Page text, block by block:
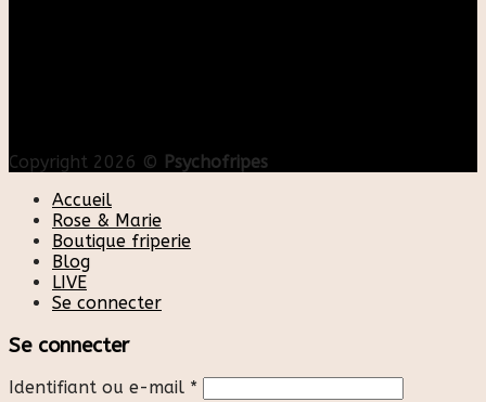
Copyright 2026 © Psychofripes
Accueil
Rose & Marie
Boutique friperie
Blog
LIVE
Se connecter
Se connecter
Identifiant ou e-mail *